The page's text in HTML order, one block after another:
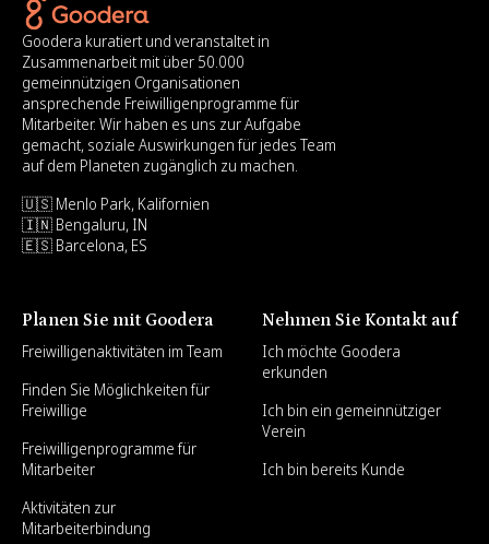
Goodera kuratiert und veranstaltet in
Zusammenarbeit mit über 50.000
gemeinnützigen Organisationen
ansprechende Freiwilligenprogramme für
Mitarbeiter. Wir haben es uns zur Aufgabe
gemacht, soziale Auswirkungen für jedes Team
auf dem Planeten zugänglich zu machen.
🇺🇸 Menlo Park, Kalifornien
🇮🇳 Bengaluru, IN
🇪🇸 Barcelona, ES
Planen Sie mit Goodera
Freiwilligenaktivitäten im Team
Finden Sie Möglichkeiten für
Freiwillige
Freiwilligenprogramme für
Mitarbeiter
Aktivitäten zur
Mitarbeiterbindung
Nehmen Sie Kontakt auf
Ich möchte Goodera
erkunden
Ich bin ein gemeinnütziger
Verein
Ich bin bereits Kunde